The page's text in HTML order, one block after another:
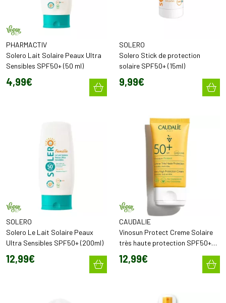
PHARMACTIV
Solero Lait Solaire Peaux Ultra
Sensibles SPF50+ (50 ml)
4,99€
SOLERO
Solero Stick de protection
solaire SPF50+ (15ml)
9,99€
SOLERO
Solero Le Lait Solaire Peaux
Ultra Sensibles SPF50+ (200ml)
12,99€
CAUDALIE
Vinosun Protect Creme Solaire
très haute protection SPF50+
invisible, anti-rides (50 ml)
12,99€